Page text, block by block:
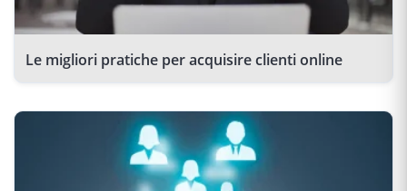
Le migliori pratiche per acquisire clienti online